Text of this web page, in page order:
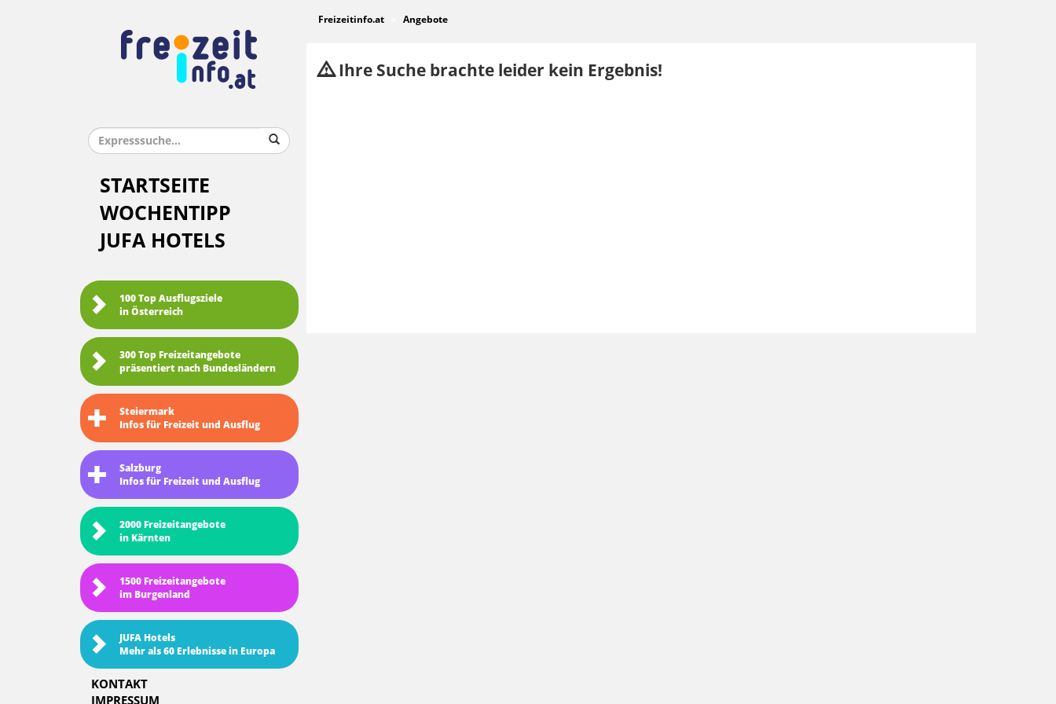
STARTSEITE
WOCHENTIPP
JUFA HOTELS
100 Top Ausflugsziele
in Österreich
300 Top Freizeitangebote
präsentiert nach Bundesländern
Steiermark
Infos für Freizeit und Ausflug
Salzburg
Infos für Freizeit und Ausflug
2000 Freizeitangebote
in Kärnten
1500 Freizeitangebote
im Burgenland
JUFA Hotels
Mehr als 60 Erlebnisse in Europa
KONTAKT
IMPRESSUM
Freizeitinfo.at Angebote
Ihre Suche brachte leider kein Ergebnis!